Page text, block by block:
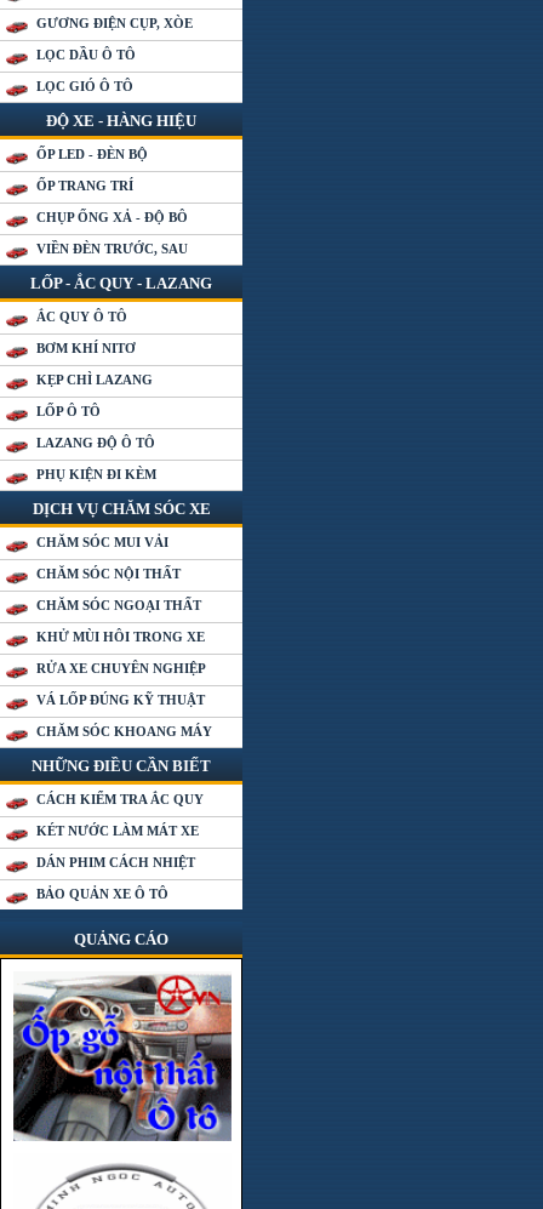
GƯƠNG ĐIỆN CỤP, XÒE
LỌC DẦU Ô TÔ
LỌC GIÓ Ô TÔ
ĐỘ XE - HÀNG HIỆU
ỐP LED - ĐÈN BỘ
ỐP TRANG TRÍ
CHỤP ỐNG XẢ - ĐỘ BÔ
VIỀN ĐÈN TRƯỚC, SAU
LỐP - ẮC QUY - LAZANG
ẮC QUY Ô TÔ
BƠM KHÍ NITƠ
KẸP CHÌ LAZANG
LỐP Ô TÔ
LAZANG ĐỘ Ô TÔ
PHỤ KIỆN ĐI KÈM
DỊCH VỤ CHĂM SÓC XE
CHĂM SÓC MUI VẢI
CHĂM SÓC NỘI THẤT
CHĂM SÓC NGOẠI THẤT
KHỬ MÙI HÔI TRONG XE
RỬA XE CHUYÊN NGHIỆP
VÁ LỐP ĐÚNG KỸ THUẬT
CHĂM SÓC KHOANG MÁY
NHỮNG ĐIỀU CẦN BIẾT
CÁCH KIỂM TRA ẮC QUY
KÉT NƯỚC LÀM MÁT XE
DÁN PHIM CÁCH NHIỆT
BẢO QUẢN XE Ô TÔ
QUẢNG CÁO